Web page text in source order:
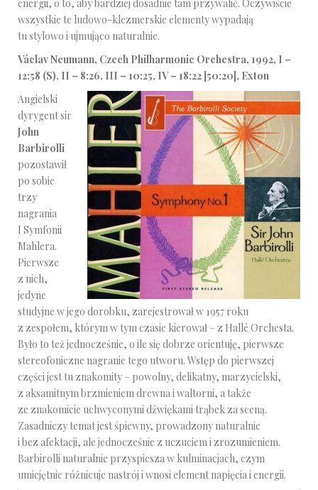
energii, o to, aby bardziej dosadnie tam przywalić. Oczywiście
wszystkie te ludowo-klezmerskie elementy wypadają
tu stylowo i ujmująco naturalnie.
Václav Neumann, Czech Philharmonic Orchestra, 1992, I –
12:58 (S), II – 8:26, III – 10:25, IV – 18:22 [50:20], Exton
Angielski
dyrygent sir
John
Barbirolli
pozostawił
po sobie
trzy
nagrania
I Symfonii
Mahlera.
Pierwsze
z nich,
jedyne
studyjne w jego dorobku, zarejestrował w 1957 roku
z zespołem, którym w tym czasie kierował – z Hallé Orchesta.
Było to też jednocześnie, o ile się dobrze orientuję, pierwsze
stereofoniczne nagranie tego utworu. Wstęp do pierwszej
części jest tu znakomity – powolny, delikatny, marzycielski,
z aksamitnym brzmieniem drewna i waltorni, a także
ze znakomicie uchwyconymi dźwiękami trąbek za sceną.
Zasadniczy temat jest śpiewny, prowadzony naturalnie
i bez afektacji, ale jednocześnie z uczuciem i zrozumieniem.
Barbirolli naturalnie przyspiesza w kulminacjach, czym
umiejętnie różnicuje nastrój i wnosi element napięcia i energii.